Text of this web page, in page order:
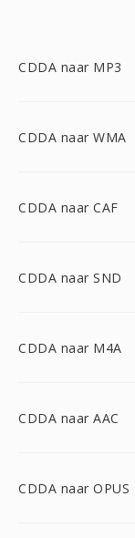
CDDA naar MP3
CDDA naar WMA
CDDA naar CAF
CDDA naar SND
CDDA naar M4A
CDDA naar AAC
CDDA naar OPUS